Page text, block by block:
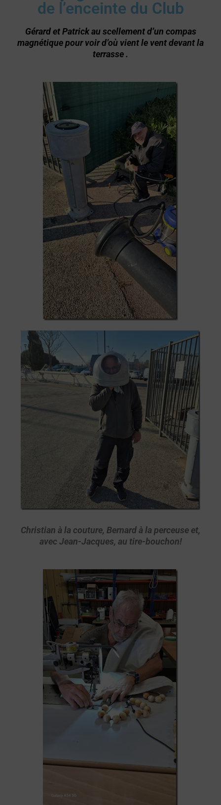
de l’enceinte du Club
Gérard et Patrick au scellement d’un compas
magnétique pour voir d’où vient le vent devant la
terrasse .
Christian à la couture, Bernard à la perceuse et,
avec Jean-Jacques, au tire-bouchon!